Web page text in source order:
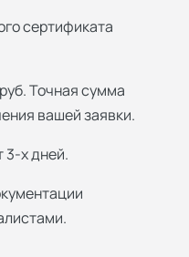
сертификата
Точная сумма
вашей заявки.
3-х дней.